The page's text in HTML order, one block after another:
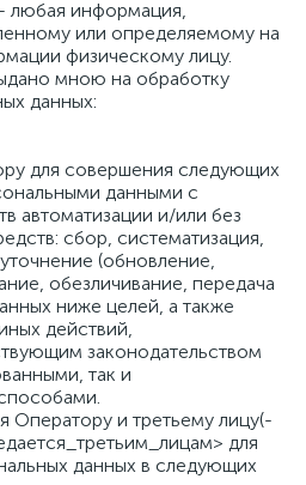
автоматической сварки
3
сварки, резки и чистки
точечной сварки (SPOT)
пластиковых труб
оборудованию
и комплектующие к ним
к ним
для обработки швов
40
металла
и
4
элементом
любая информация,
или определяемому на
физическому лицу.
мною на обработку
данных:
для совершения следующих
данными с
автоматизации и/или без
сбор, систематизация,
(обновление,
обезличивание, передача
ниже целей, а также
действий,
законодательством
так и
Оператору и третьему лицу(-
для
данных в следующих